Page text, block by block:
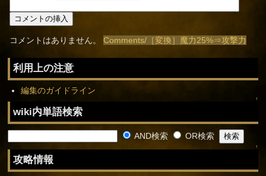
コメントはありません。Comments/［変換］魔力25%⇒攻撃力
利用上の注意
編集のガイドライン
↑
wiki内単語検索
AND検索 OR検索
↑
攻略情報